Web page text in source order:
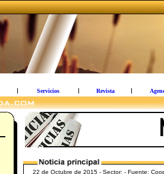
Servicios Revista
22 de Octubre de 2015 - Sector: - Fuente: